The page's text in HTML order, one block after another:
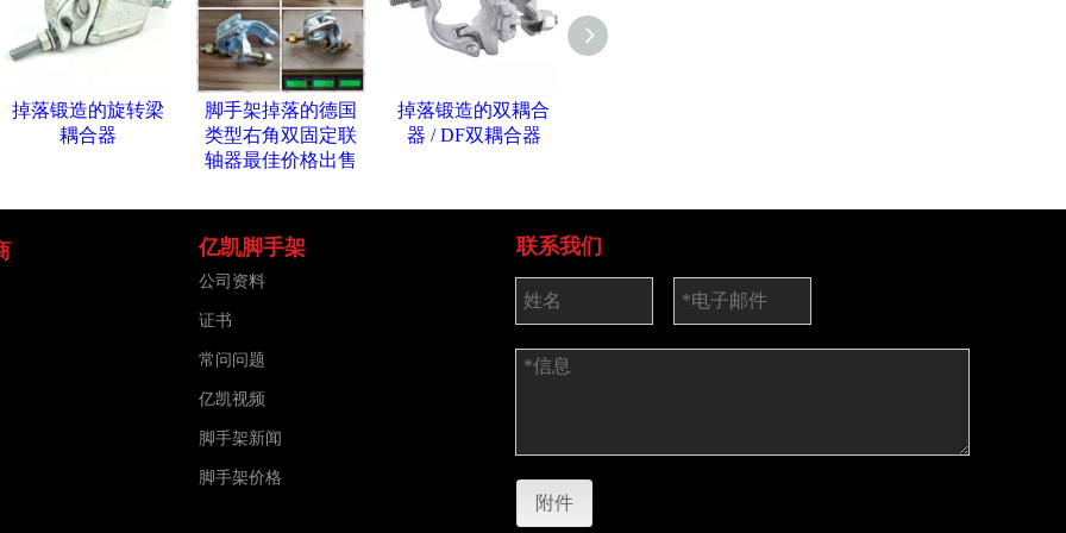
掉落锻造的旋转梁
耦合器
脚手架掉落的德国
类型右角双固定联
轴器最佳价格出售
掉落锻造的双耦合
器 / DF双耦合器
亿凯脚手架
公司资料
证书
常问问题
亿凯视频
脚手架新闻
脚手架价格
联系我们
附件